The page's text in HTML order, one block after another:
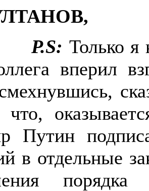
P.S: Только я
вперил
что,
Путин
в отдельные